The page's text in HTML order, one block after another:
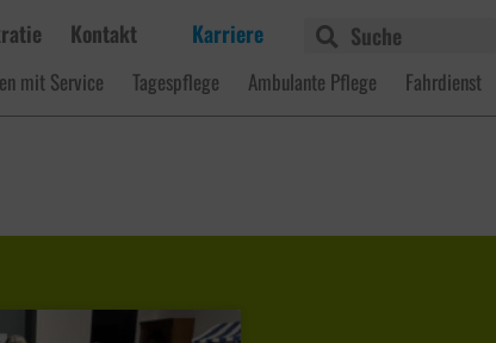
Kontakt Karriere
mit Service Tagespflege Ambulante Pflege Fahrdienst